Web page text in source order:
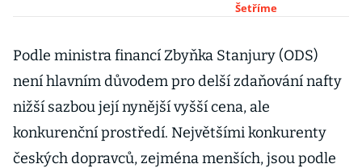
Jejich
ovlivnit, čtěte
tipy na
ekonomickou
jízdu
Šetříme
Podle ministra financí Zbyňka Stanjury (ODS)
není hlavním důvodem pro delší zdaňování nafty
nižší sazbou její nynější vyšší cena, ale
konkurenční prostředí. Největšími konkurenty
českých dopravců, zejména menších, jsou podle